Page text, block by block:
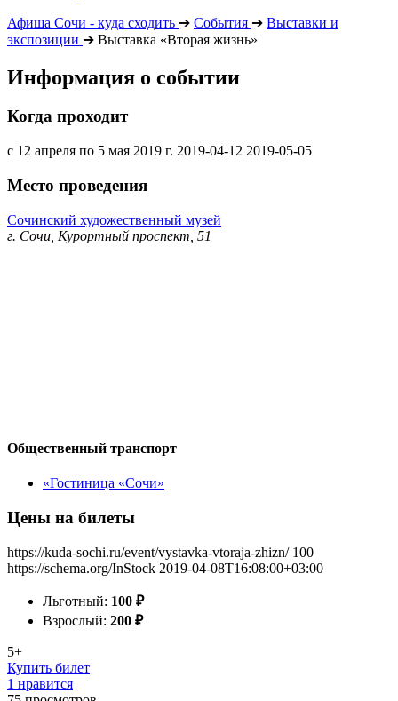
Афиша Сочи - куда сходить ➔ События ➔ Выставки и
экспозиции ➔ Выставка «Вторая жизнь»
Информация о событии
Когда проходит
с 12 апреля по 5 мая 2019 г. 2019-04-12 2019-05-05
Место проведения
Сочинский художественный музей
г. Сочи, Курортный проспект, 51
Общественный транспорт
«Гостиница «Сочи»
Цены на билеты
https://kuda-sochi.ru/event/vystavka-vtoraja-zhizn/ 100
https://schema.org/InStock 2019-04-08T16:08:00+03:00
Льготный: 100 ₽
Взрослый: 200 ₽
5+
Купить билет
1 нравится